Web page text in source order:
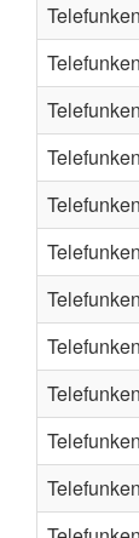
Telefunken
Telefunken
Telefunken
Telefunken
Telefunken
Telefunken
Telefunken
Telefunken
Telefunken
Telefunken
Telefunken